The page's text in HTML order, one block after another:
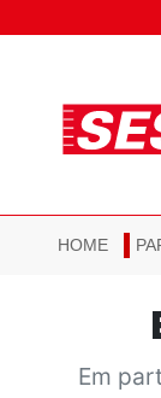
HOME
Em